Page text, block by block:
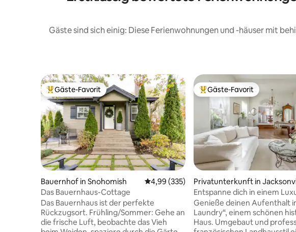
Gäste sind sich einig: Diese Ferienwohnungen und -häuser mit
Beliebter Gäste-Favorit.
Gäste-Favorit
Bauernhof in Snohomish Durchschnittliche Bewertung: 4,99 von 5,
4,99 (335)
Das Bauernhaus-Cottage
Das Bauernhaus ist der perfekte
Rückzugsort. Frühling/Sommer: Gehe an
die frische Luft, beobachte das Vieh
Beliebter Gäste-Favorit.
Gäste-Favorit
Privatunterkunft in
Entspanne dich in einem
im historischen Zentrum von
Jacksonville
Genieße deinen Aufenthalt
Laundry“, einem schönen
Haus. Umgebaut und